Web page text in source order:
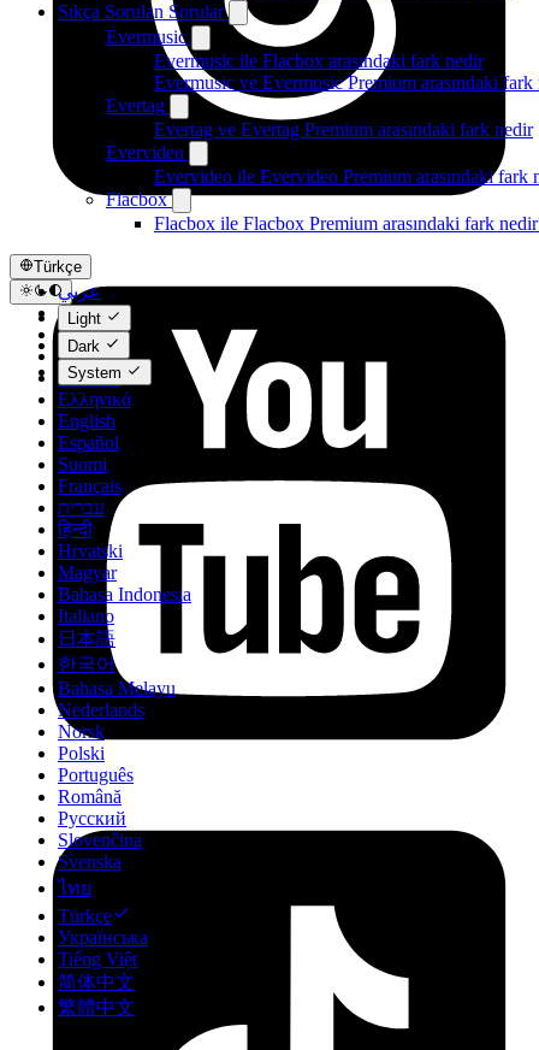
Sıkça Sorulan Sorular
Evermusic
Evermusic ile Flacbox arasındaki fark nedir
Evermusic ve Evermusic Premium arasındaki fark
Evertag
Evertag ve Evertag Premium arasındaki fark nedir
Evervideo
Evervideo ile Evervideo Premium arasındaki fark
Flacbox
Flacbox ile Flacbox Premium arasındaki fark
Türkçe
عربي
Català
Čeština
Dansk
Deutsch
Ελληνικά
English
Español
Suomi
Français
עברית
हिन्दी
Hrvatski
Magyar
Bahasa Indonesia
Italiano
日本語
한국어
Bahasa Melayu
Nederlands
Norsk
Polski
Português
Română
Русский
Slovenčina
Svenska
ไทย
Türkçe
Українська
Tiếng Việt
简体中文
繁體中文
Light
Dark
System